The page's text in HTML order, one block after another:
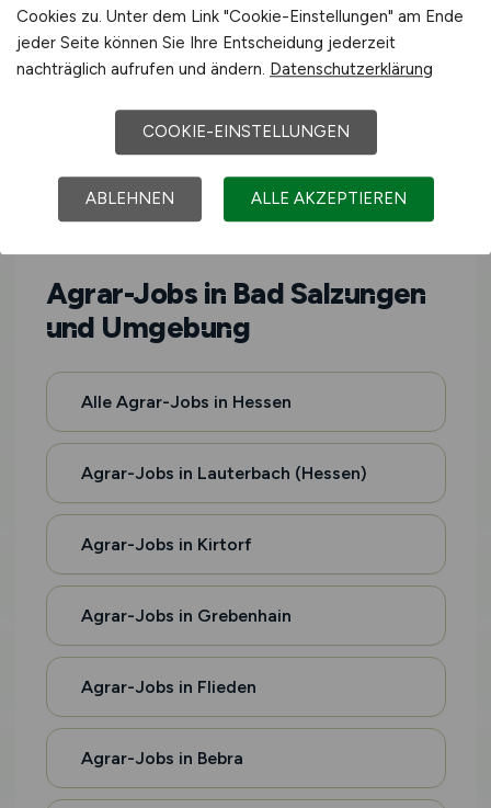
Umgebung.AGRAR.JOBSrichtet sich an
Fachkräfte aller Erfahrungsstufen – vom
Berufseinsteiger bis zur Führungskraft.
📍 REGIONEN
Agrar-Jobs in Bad Salzungen
und Umgebung
Alle Agrar-Jobs in Hessen
Agrar-Jobs in Lauterbach (Hessen)
Agrar-Jobs in Kirtorf
Agrar-Jobs in Grebenhain
Agrar-Jobs in Flieden
Agrar-Jobs in Bebra
Cookies zu. Unter dem Link "Cookie-Einstellungen" am Ende
jeder Seite können Sie Ihre Entscheidung jederzeit
nachträglich aufrufen und ändern. Datenschutzerklärung
COOKIE-EINSTELLUNGEN
ABLEHNEN ALLE AKZEPTIEREN